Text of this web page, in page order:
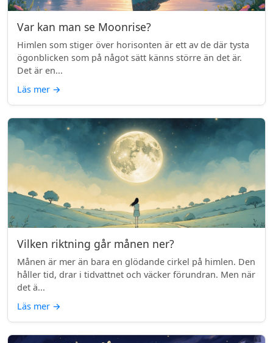
Var kan man se Moonrise?
Himlen som stiger över horisonten är ett av de där tysta
ögonblicken som på något sätt känns större än det är.
Det är en...
Läs mer →
Vilken riktning går månen ner?
Månen är mer än bara en glödande cirkel på himlen. Den
håller tid, drar i tidvattnet och väcker förundran. Men när
det ä...
Läs mer →